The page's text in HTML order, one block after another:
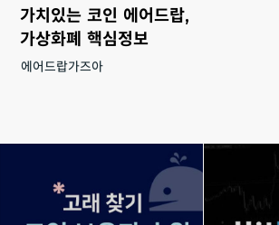
가치있는 코인 에어드랍,
가상화폐 핵심정보
에어드랍가즈아